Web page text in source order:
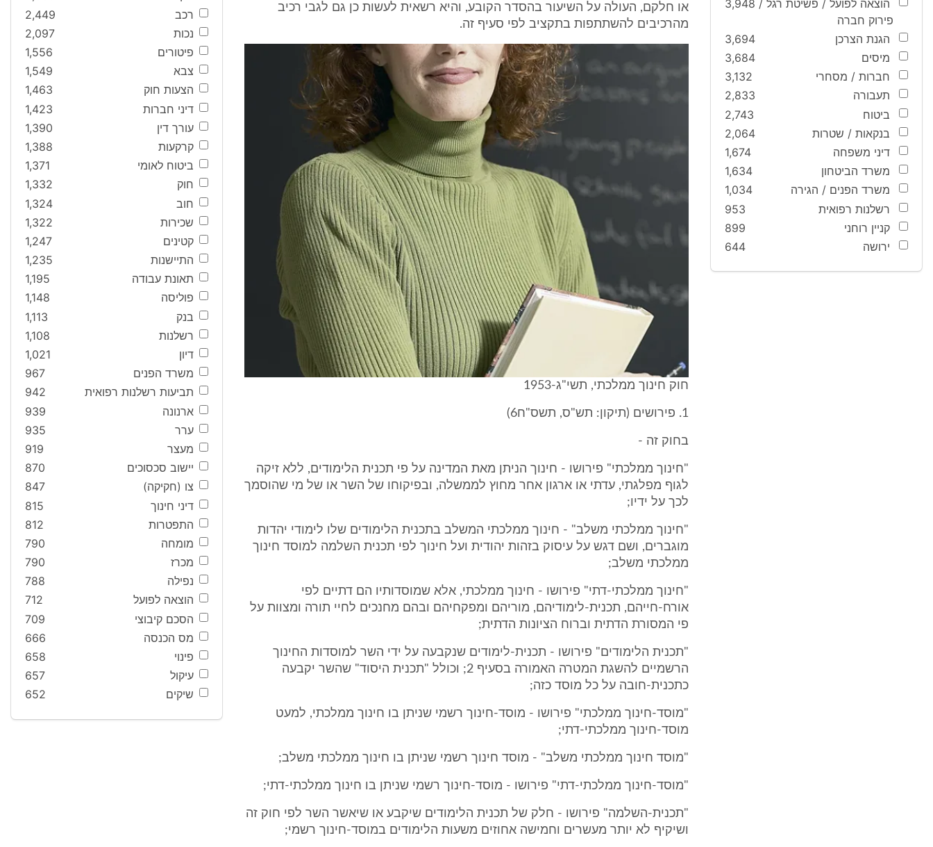
הוצאה לפועל / פשיטת רגל /
פירוק חברה
3,948
הגנת הצרכן
3,694
מיסים
3,684
חברות / מסחרי
3,132
תעבורה
2,833
ביטוח
2,743
בנקאות / שטרות
2,064
דיני משפחה
1,674
משרד הביטחון
1,634
משרד הפנים / הגירה
1,034
רשלנות רפואית
953
קניין רוחני
899
ירושה
644
או חלקם, העולה על השיעור בהסדר הקובע, והיא רשאית לעשות כן גם לגבי רכיב
מהרכיבים להשתתפות בתקציב לפי סעיף זה.
חוק חינוך ממלכתי, תשי"ג-1953
1. פירושים (תיקון: תש"ס, תשס"ח6)
בחוק זה -
"חינוך ממלכתי" פירושו - חינוך הניתן מאת המדינה על פי תכנית הלימודים, ללא זיקה
לגוף מפלגתי, עדתי או ארגון אחר מחוץ לממשלה, ובפיקוחו של השר או של מי שהוסמך
לכך על ידיו;
"חינוך ממלכתי משלב" - חינוך ממלכתי המשלב בתכנית הלימודים שלו לימודי יהדות
מוגברים, ושם דגש על עיסוק בזהות יהודית ועל חינוך לפי תכנית השלמה למוסד חינוך
ממלכתי משלב;
"חינוך ממלכתי-דתי" פירושו - חינוך ממלכתי, אלא שמוסדותיו הם דתיים לפי
אורח-חייהם, תכנית-לימודיהם, מוריהם ומפקחיהם ובהם מחנכים לחיי תורה ומצוות על
פי המסורת הדתית וברוח הציונות הדתית;
"תכנית הלימודים" פירושו - תכנית-לימודים שנקבעה על ידי השר למוסדות החינוך
הרשמיים להשגת המטרה האמורה בסעיף 2; וכולל "תכנית היסוד" שהשר יקבעה
כתכנית-חובה על כל מוסד כזה;
"מוסד-חינוך ממלכתי" פירושו - מוסד-חינוך רשמי שניתן בו חינוך ממלכתי, למעט
מוסד-חינוך ממלכתי-דתי;
"מוסד חינוך ממלכתי משלב" - מוסד חינוך רשמי שניתן בו חינוך ממלכתי משלב;
"מוסד-חינוך ממלכתי-דתי" פירושו - מוסד-חינוך רשמי שניתן בו חינוך ממלכתי-דתי;
"תכנית-השלמה" פירושו - חלק של תכנית הלימודים שיקבע או שיאשר השר לפי חוק זה
ושיקיף לא יותר מעשרים וחמישה אחוזים משעות הלימודים במוסד-חינוך רשמי;
רכב
2,449
נכות
2,097
פיטורים
1,556
צבא
1,549
הצעות חוק
1,463
דיני חברות
1,423
עורך דין
1,390
קרקעות
1,388
ביטוח לאומי
1,371
חוק
1,332
חוב
1,324
שכירות
1,322
קטינים
1,247
התיישנות
1,235
תאונת עבודה
1,195
פוליסה
1,148
בנק
1,113
רשלנות
1,108
דיון
1,021
משרד הפנים
967
תביעות רשלנות רפואית
942
ארנונה
939
ערר
935
מעצר
919
יישוב סכסוכים
870
צו (חקיקה)
847
דיני חינוך
815
התפטרות
812
מומחה
790
מכרז
790
נפילה
788
הוצאה לפועל
712
הסכם קיבוצי
709
מס הכנסה
666
פינוי
658
עיקול
657
שיקים
652